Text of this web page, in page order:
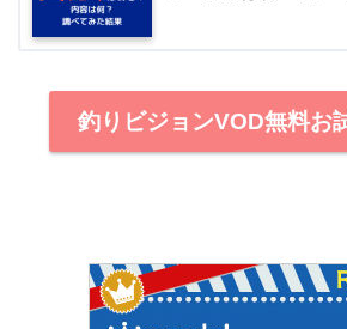
釣りビジョンVOD無料お